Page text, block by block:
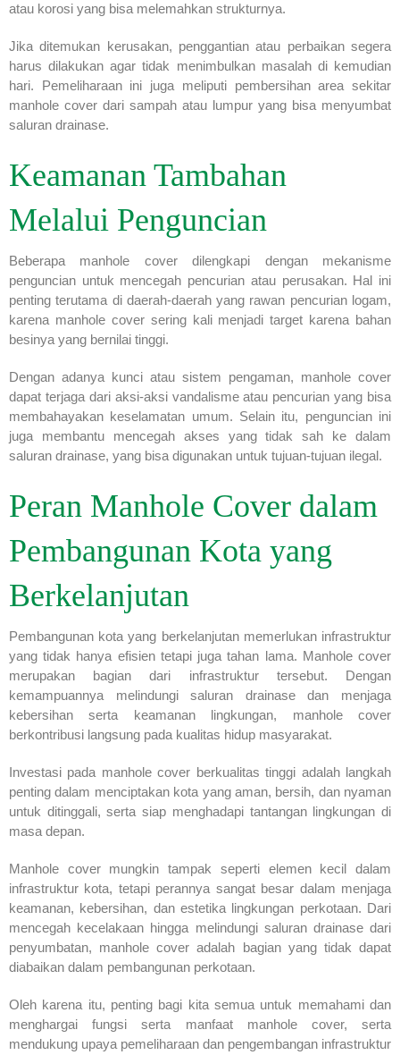
atau korosi yang bisa melemahkan strukturnya.
Jika ditemukan kerusakan, penggantian atau perbaikan segera
harus dilakukan agar tidak menimbulkan masalah di kemudian
hari. Pemeliharaan ini juga meliputi pembersihan area sekitar
manhole cover dari sampah atau lumpur yang bisa menyumbat
saluran drainase.
Keamanan Tambahan
Melalui Penguncian
Beberapa manhole cover dilengkapi dengan mekanisme
penguncian untuk mencegah pencurian atau perusakan. Hal ini
penting terutama di daerah-daerah yang rawan pencurian logam,
karena manhole cover sering kali menjadi target karena bahan
besinya yang bernilai tinggi.
Dengan adanya kunci atau sistem pengaman, manhole cover
dapat terjaga dari aksi-aksi vandalisme atau pencurian yang bisa
membahayakan keselamatan umum. Selain itu, penguncian ini
juga membantu mencegah akses yang tidak sah ke dalam
saluran drainase, yang bisa digunakan untuk tujuan-tujuan ilegal.
Peran Manhole Cover dalam
Pembangunan Kota yang
Berkelanjutan
Pembangunan kota yang berkelanjutan memerlukan infrastruktur
yang tidak hanya efisien tetapi juga tahan lama. Manhole cover
merupakan bagian dari infrastruktur tersebut. Dengan
kemampuannya melindungi saluran drainase dan menjaga
kebersihan serta keamanan lingkungan, manhole cover
berkontribusi langsung pada kualitas hidup masyarakat.
Investasi pada manhole cover berkualitas tinggi adalah langkah
penting dalam menciptakan kota yang aman, bersih, dan nyaman
untuk ditinggali, serta siap menghadapi tantangan lingkungan di
masa depan.
Manhole cover mungkin tampak seperti elemen kecil dalam
infrastruktur kota, tetapi perannya sangat besar dalam menjaga
keamanan, kebersihan, dan estetika lingkungan perkotaan. Dari
mencegah kecelakaan hingga melindungi saluran drainase dari
penyumbatan, manhole cover adalah bagian yang tidak dapat
diabaikan dalam pembangunan perkotaan.
Oleh karena itu, penting bagi kita semua untuk memahami dan
menghargai fungsi serta manfaat manhole cover, serta
mendukung upaya pemeliharaan dan pengembangan infrastruktur